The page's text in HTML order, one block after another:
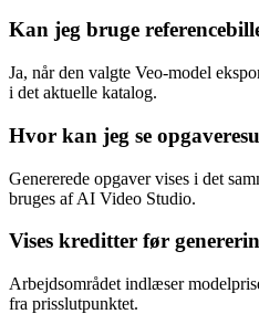
Kan jeg bruge
Ja, når den valgte Veo-model
i det aktuelle katalog.
Hvor kan jeg se
Genererede opgaver vises i det
bruges af AI Video Studio.
Vises kreditter før
Arbejdsområdet indlæser
fra prisslutpunktet.